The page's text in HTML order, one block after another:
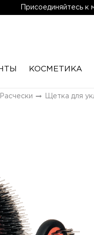
Присоединяйтесь
КОСМЕТИКА
Расчески Щетка для